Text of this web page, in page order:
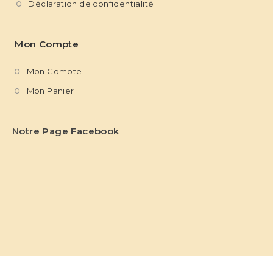
Déclaration de confidentialité
Mon Compte
Mon Compte
Mon Panier
Notre Page Facebook